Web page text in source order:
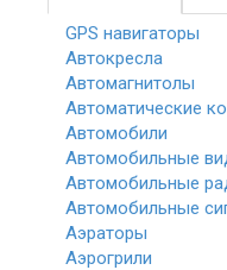
GPS навигаторы
Автокресла
Автомагнитолы
Автоматические
Автомобили
Автомобильные
Автомобильные
Автомобильные
Аэраторы
Аэрогрили